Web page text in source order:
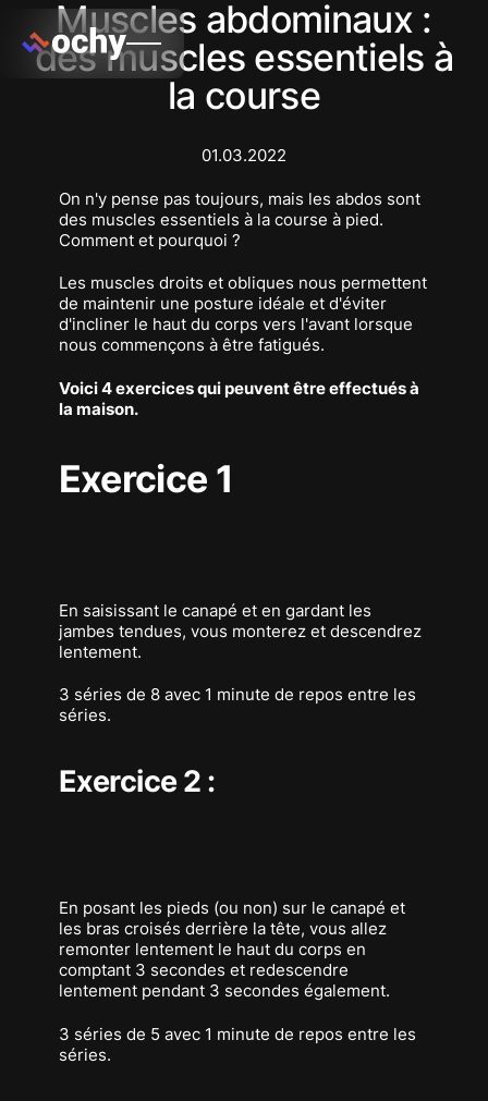
Muscles abdominaux :
des muscles essentiels à
la course
01.03.2022
On n'y pense pas toujours, mais les abdos sont
des muscles essentiels à la course à pied.
Comment et pourquoi ?
Les muscles droits et obliques nous permettent
de maintenir une posture idéale et d'éviter
d'incliner le haut du corps vers l'avant lorsque
nous commençons à être fatigués.
Voici 4 exercices qui peuvent être effectués à
la maison.
Exercice 1
En saisissant le canapé et en gardant les
jambes tendues, vous monterez et descendrez
lentement.
3 séries de 8 avec 1 minute de repos entre les
séries.
Exercice 2 :
En posant les pieds (ou non) sur le canapé et
les bras croisés derrière la tête, vous allez
remonter lentement le haut du corps en
comptant 3 secondes et redescendre
lentement pendant 3 secondes également.
3 séries de 5 avec 1 minute de repos entre les
séries.